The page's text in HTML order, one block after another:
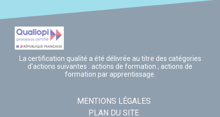
La certification qualité a été délivrée au titre des catégories
d'actions suivantes : actions de formation ; actions de
formation par apprentissage.
MENTIONS LÉGALES
PLAN DU SITE